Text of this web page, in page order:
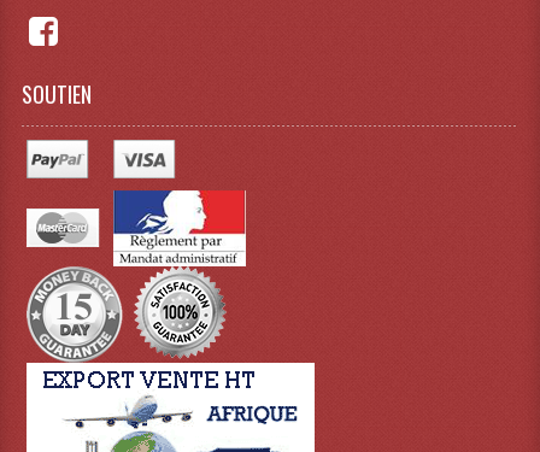
Projecteurs Plafonniers Et Encastrés
Projecteurs Théâtre Led
Projecteurs Traditionnels
Projecteurs Cycliodes
Projecteurs Découpes
Projecteurs Par : 16 À 64 Et Autres
SOUTIEN